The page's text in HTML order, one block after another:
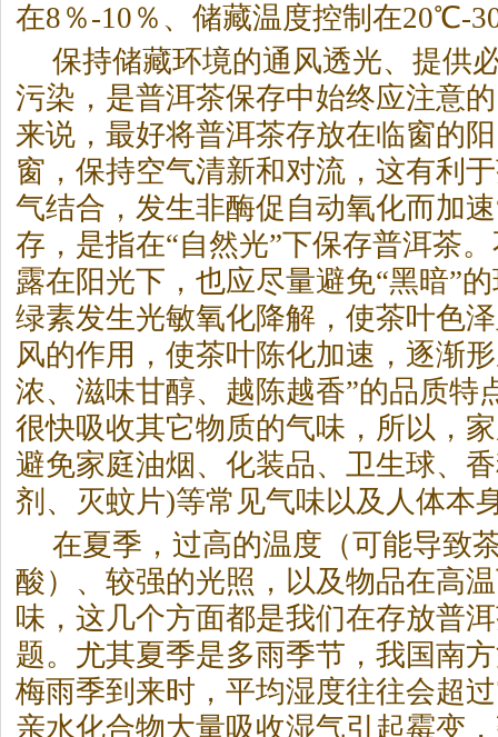
在8％-10％、储藏温度控制在20℃-
保持储藏环境的通风透光、提供
污染，是普洱茶保存中始终应注意
来说，最好将普洱茶存放在临窗的
窗，保持空气清新和对流，这有利于
气结合，发生非酶促自动氧化而加
存，是指在“自然光”下保存普洱茶
露在阳光下，也应尽量避免“黑暗”
绿素发生光敏氧化降解，使茶叶色
风的作用，使茶叶陈化加速，逐渐
浓、滋味甘醇、越陈越香”的品质特
很快吸收其它物质的气味，所以，
避免家庭油烟、化装品、卫生球、
剂、灭蚊片)等常见气味以及人体本
在夏季，过高的温度（可能导致
酸）、较强的光照，以及物品在高
味，这几个方面都是我们在存放普洱
题。尤其夏季是多雨季节，我国南
梅雨季到来时，平均湿度往往会超
亲水化合物大量吸收湿气引起霉变